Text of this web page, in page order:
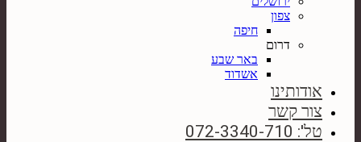
צפון
חיפה
דרום
באר שבע
אשדוד
אודותינו
צור קשר
טל': 072-3340-710